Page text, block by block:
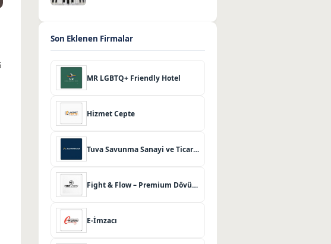
Son Eklenen Firmalar
MR LGBTQ+ Friendly Hotel
Hizmet Cepte
Tuva Savunma Sanayi ve Ticaret Limited Şirketi
Fight & Flow – Premium Dövüş Sanatları ve Pilates Merkezi
E-İmzacı